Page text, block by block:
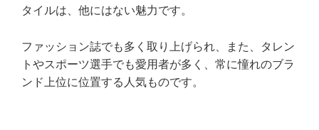
タイルは、他にはない魅力です。
ファッション誌でも多く取り上げられ、また、タレン
トやスポーツ選手でも愛用者が多く、常に憧れのブラ
ンド上位に位置する人気ものです。